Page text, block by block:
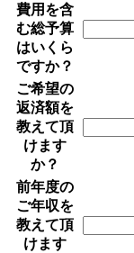
費用を含
む総予算
はいくら
ですか？
ご希望の
返済額を
教えて頂
けます
か？
前年度の
ご年収を
教えて頂
けます